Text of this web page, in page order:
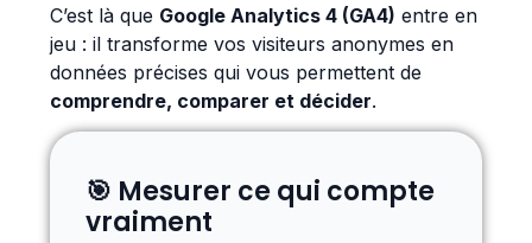
C’est là que Google Analytics 4 (GA4) entre en
jeu : il transforme vos visiteurs anonymes en
données précises qui vous permettent de
comprendre, comparer et décider.
🎯 Mesurer ce qui compte
vraiment